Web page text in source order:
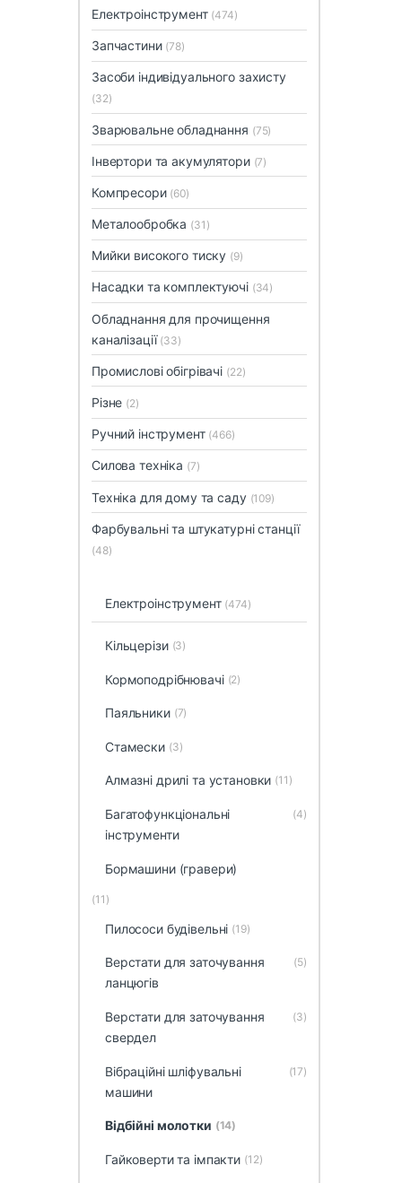
Електроінструмент (474)
Запчастини (78)
Засоби індивідуального захисту
(32)
Зварювальне обладнання (75)
Інвертори та акумулятори (7)
Компресори (60)
Металообробка (31)
Мийки високого тиску (9)
Насадки та комплектуючі (34)
Обладнання для прочищення
каналізації (33)
Промислові обігрівачі (22)
Різне (2)
Ручний інструмент (466)
Силова техніка (7)
Техніка для дому та саду (109)
Фарбувальні та штукатурні станції
(48)
Електроінструмент (474)
Кільцерізи (3)
Кормоподрібнювачі (2)
Паяльники (7)
Стамески (3)
Алмазні дрилі та установки (11)
Багатофункціональні
інструменти
(4)
Бормашини (гравери)
(11)
Пилососи будівельні (19)
Верстати для заточування
ланцюгів
(5)
Верстати для заточування
свердел
(3)
Вібраційні шліфувальні
машини
(17)
Відбійні молотки (14)
Гайковерти та імпакти (12)